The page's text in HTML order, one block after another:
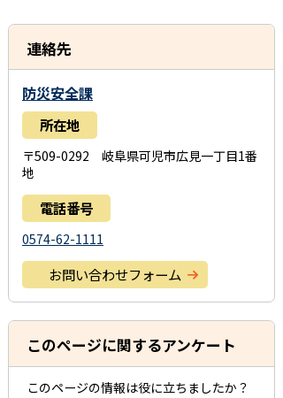
連絡先
防災安全課
所在地
〒509-0292 岐阜県可児市広見一丁目1番
地
電話番号
0574-62-1111
お問い合わせフォーム
このページに関するアンケート
このページの情報は役に立ちましたか？